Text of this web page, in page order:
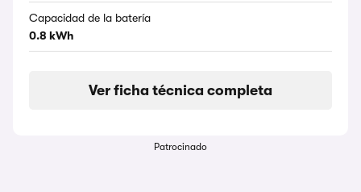
Capacidad de la batería
0.8 kWh
Ver ficha técnica completa
Patrocinado